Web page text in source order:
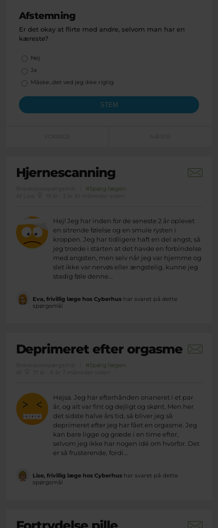
Afstemning
Er det okay at flirte med andre, selvom man har en
kæreste?
Valgmuligheder
Nej
Ja
Måske...det ved jeg ikke rigtig
FORRIGE NÆSTE
Hjernescanning
Brevkassespørgsmål
#Spørg lægen
Af Liva
Hej! Jeg har inden for de seneste 2 år oplevet
en sitrende følelse og en smule rysten i
kroppen. Jeg har tidligere haft en del angst, så
jeg troede i starten at det havde en forbindelse
med angsten, men selv når jeg var hjemme og
slet ikke var nervøs eller ængstelig, kunne jeg
stadig føle denne...
Eva, frivillig læge hos Cyberhushar svaret på dette
spørgsmål
Deprimeret efter orgasme
Brevkassespørgsmål
#Spørg lægen
Af
Hejsa. Jeg har efterhånden onaneret i et par
år, og alt var fint og dejligt og skønt. Men her
det sidste halve års tid, så bliver jeg så
deprimeret efter jeg har fået en orgasme. Jeg
kan bare ligge og græde i en time efter,
selvom jeg ikke har nogen idé om hvorfor. Det
er så frusterende, fordi...
Lise, frivillig læge hos Cyberhushar svaret på dette
spørgsmål